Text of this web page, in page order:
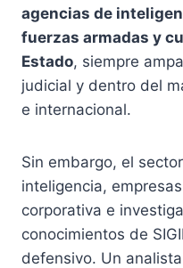
agencias de
fuerzas armadas y
Estado, siempre
judicial y dentro del
e internacional.
Sin embargo, el
inteligencia,
corporativa e
conocimientos de
defensivo. Un